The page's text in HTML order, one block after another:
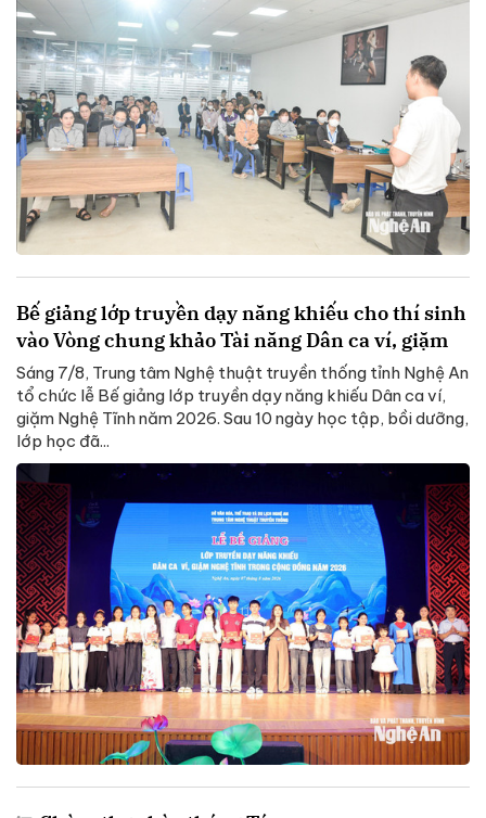
Bế giảng lớp truyền dạy năng khiếu cho thí sinh
vào Vòng chung khảo Tài năng Dân ca ví, giặm
Sáng 7/8, Trung tâm Nghệ thuật truyền thống tỉnh Nghệ An
tổ chức lễ Bế giảng lớp truyền dạy năng khiếu Dân ca ví,
giặm Nghệ Tĩnh năm 2026. Sau 10 ngày học tập, bồi dưỡng,
lớp học đã...